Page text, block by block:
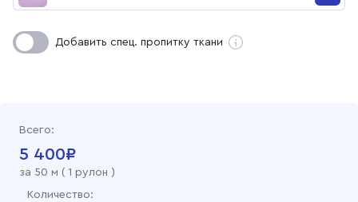
Фланель гладкокрашеная 90 см, 83ф фисташка
Фланель гладкокрашеная 90 см, 123ф сирень
Добавить спец. пропитку ткани
Всего:
5 400₽
за 50 м ( 1 рулон )
Количество: